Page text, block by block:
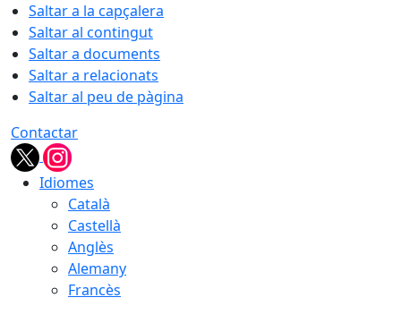
Saltar a la capçalera
Saltar al contingut
Saltar a documents
Saltar a relacionats
Saltar al peu de pàgina
Contactar
Idiomes
Català
Castellà
Anglès
Alemany
Francès